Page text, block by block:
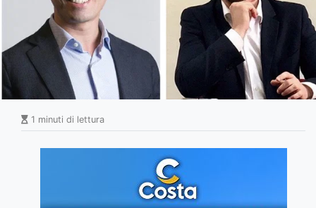
1 minuti di lettura